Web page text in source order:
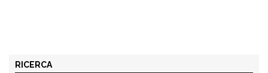
RICERCA